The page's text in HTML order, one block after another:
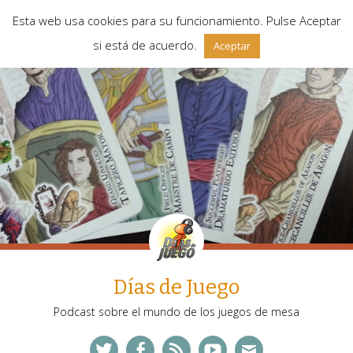
Días de Juego
Podcast sobre el mundo de los juegos de mesa
Esta web usa cookies para su funcionamiento. Pulse Aceptar
si está de acuerdo.
Aceptar